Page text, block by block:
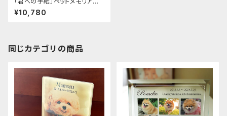
ガラス製 モニュメント 写真3枚
ペット位牌 御仏前
¥10,780
同じカテゴリの商品